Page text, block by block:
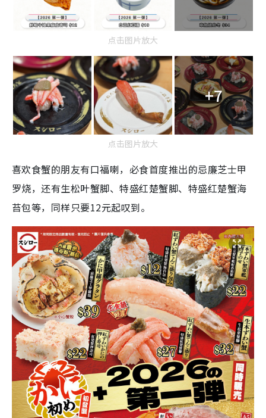
点击图片放大
+7
点击图片放大
喜欢食蟹的朋友有口福喇，必食首度推出的忌廉芝士甲
罗烧，还有生松叶蟹脚、特盛红楚蟹脚、特盛红楚蟹海
苔包等，同样只要12元起叹到。